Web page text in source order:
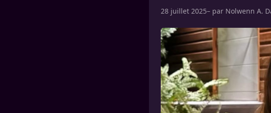
28 juillet 2025– par Nolwenn A.